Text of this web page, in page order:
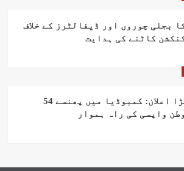
بجلی چوروں اور ڈیفالٹرز کے خلاف
کاٹنے کی ہدایت
دفتر خارجہ کا بڑا اعلان: کمبوڈیا میں پھنسے 54
واپسی کی راہ ہموار